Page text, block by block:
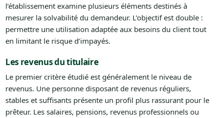
l’établissement examine plusieurs éléments destinés à
mesurer la solvabilité du demandeur. L’objectif est double :
permettre une utilisation adaptée aux besoins du client tout
en limitant le risque d’impayés.
Les revenus du titulaire
Le premier critère étudié est généralement le niveau de
revenus. Une personne disposant de revenus réguliers,
stables et suffisants présente un profil plus rassurant pour le
prêteur. Les salaires, pensions, revenus professionnels ou